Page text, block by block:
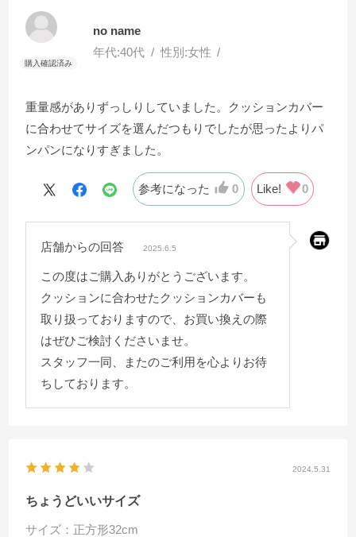
no name
年代:40代 性別:女性
重量感がありずっしりしていました。クッションカバー
に合わせてサイズを選んだつもりでしたが思ったよりパ
ンパンになりすぎました。
参考になった 0 Like! 0
店舗からの回答 2025.6.5
この度はご購入ありがとうございます。
クッションに合わせたクッションカバーも
取り扱っておりますので、お買い換えの際
はぜひご検討くださいませ。
スタッフ一同、またのご利用を心よりお待
ちしております。
2024.5.31
ちょうどいいサイズ
サイズ：正方形32cm